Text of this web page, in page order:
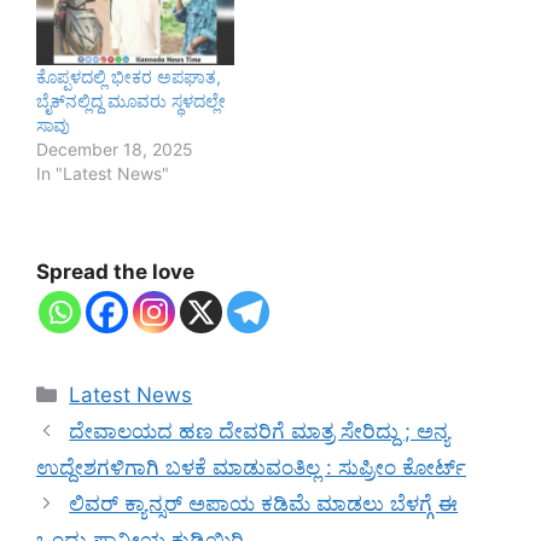
ಕೊಪ್ಪಳದಲ್ಲಿ ಭೀಕರ ಅಪಘಾತ,
ಬೈಕ್‌ನಲ್ಲಿದ್ದ ಮೂವರು ಸ್ಥಳದಲ್ಲೇ
ಸಾವು
December 18, 2025
In "Latest News"
Spread the love
Categories
Latest News
ದೇವಾಲಯದ ಹಣ ದೇವರಿಗೆ ಮಾತ್ರ ಸೇರಿದ್ದು ; ಅನ್ಯ
ಉದ್ದೇಶಗಳಿಗಾಗಿ ಬಳಕೆ ಮಾಡುವಂತಿಲ್ಲ : ಸುಪ್ರೀಂ ಕೋರ್ಟ್
ಲಿವರ್ ಕ್ಯಾನ್ಸರ್ ಅಪಾಯ ಕಡಿಮೆ ಮಾಡಲು ಬೆಳಗ್ಗೆ ಈ